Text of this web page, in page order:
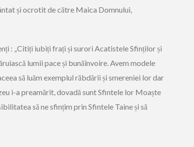
și ocrotit de către Maica Domnului,
: „Citiți iubiți frați și surori Acatistele Sfinților și
lumii pace și bunăînvoire. Avem modele
să luăm exemplul răbdării și smereniei lor dar
i-a preamărit, dovadă sunt Sfintele lor Moaște
să ne sfințim prin Sfintele Taine și să